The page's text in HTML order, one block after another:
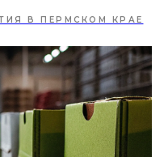
В ПЕРМСКОМ КРАЕ